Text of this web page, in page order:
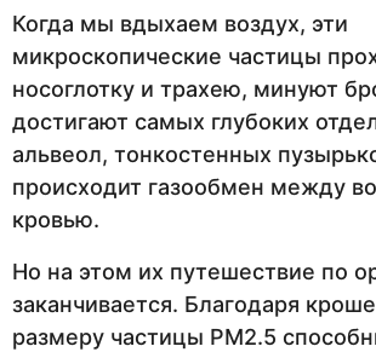
Когда мы вдыхаем воздух, эти
микроскопические частицы
носоглотку и трахею, минуют
достигают самых глубоких
альвеол, тонкостенных
происходит газообмен между
кровью.
Но на этом их путешествие по
заканчивается. Благодаря
размеру частицы PM2.5